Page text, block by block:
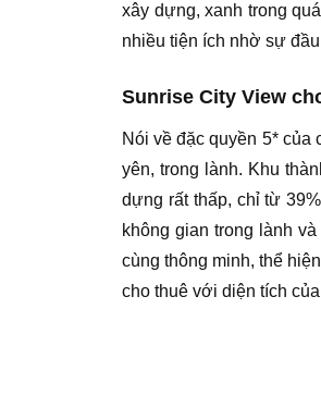
xây dựng, xanh trong
nhiều tiện ích nhờ sự
Sunrise City View
Nói về đặc quyền 5* của
yên, trong lành. Khu
dựng rất thấp, chỉ từ
không gian trong lành
cùng thông minh, thể
cho thuê với diện tích